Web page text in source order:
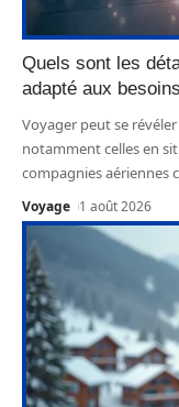
Quels sont les
adapté aux
Voyager peut se
notamment celles en
compagnies aériennes
Voyage 1 août 2026